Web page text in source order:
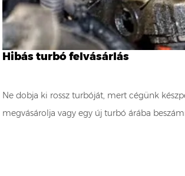
Hibás turbó felvásárlás
Ne dobja ki rossz turbóját, mert cégünk
megvásárolja vagy egy új turbó árába